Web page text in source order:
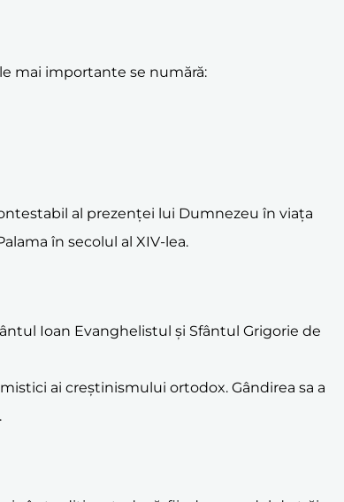
mai importante se numără:
al prezenței lui Dumnezeu în viața
în secolul al XIV-lea.
Ioan Evanghelistul și Sfântul Grigorie de
ai creștinismului ortodox. Gândirea sa a